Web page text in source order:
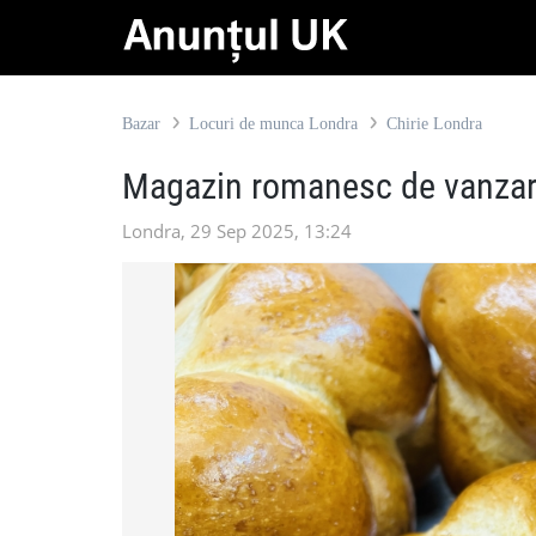
Bazar Locuri de munca Londra Chirie Londra
Magazin romanesc de
Londra, 29 Sep 2025, 13:24